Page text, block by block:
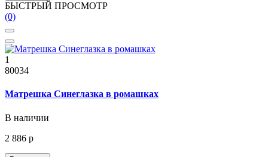
БЫСТРЫЙ ПРОСМОТР
(0)
1
80034
Матрешка Синеглазка в ромашках
В наличии
2 886 р